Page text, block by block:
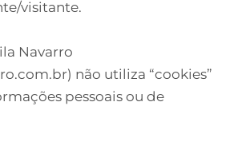
visitante.
Navarro
não utiliza “cookies”
pessoais ou de